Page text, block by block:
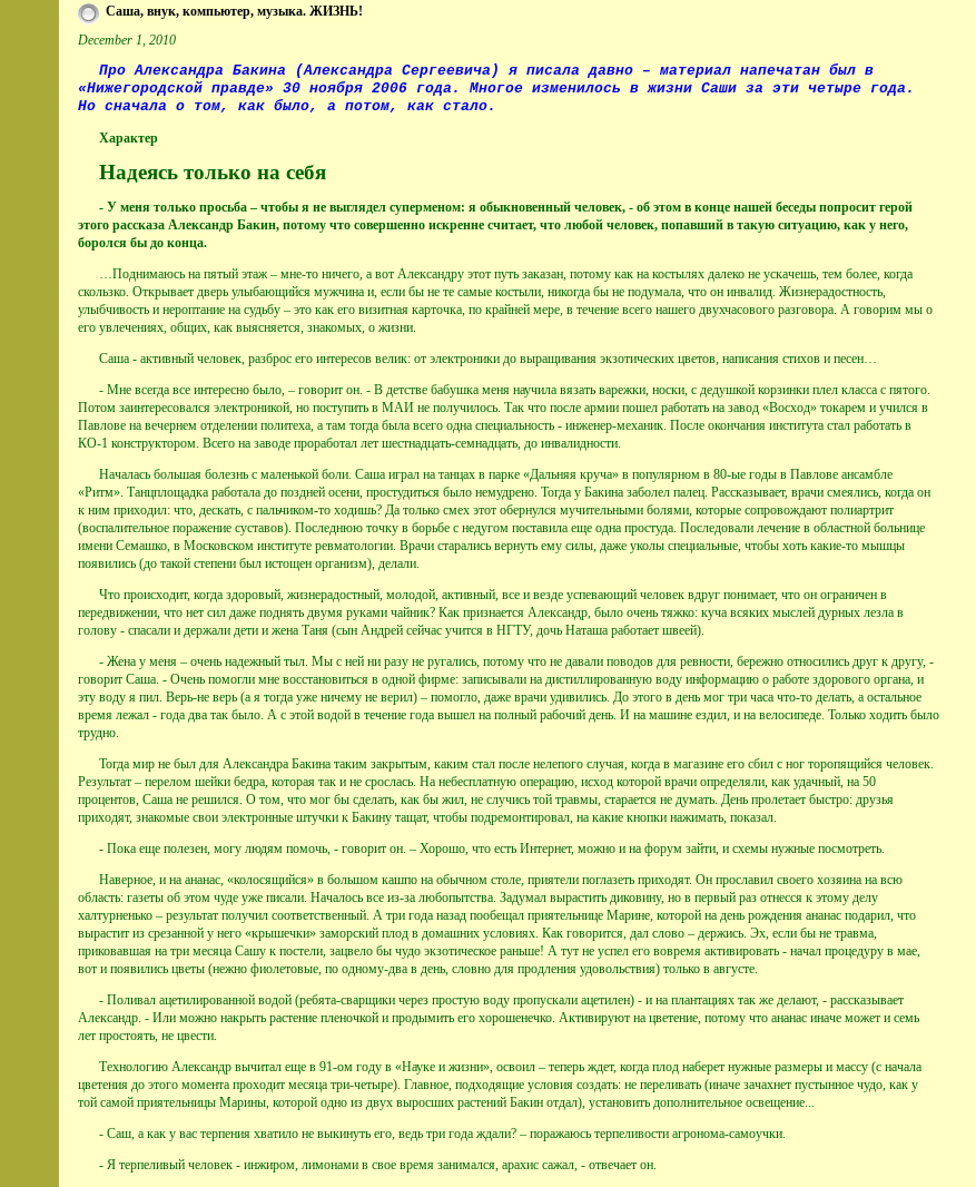
Саша, внук, компьютер, музыка. ЖИЗНЬ!
December 1, 2010
Про Александра Бакина (Александра Сергеевича) я писала давно – материал напечатан был в
«Нижегородской правде» 30 ноября 2006 года. Многое изменилось в жизни Саши за эти четыре года.
Но сначала о том, как было, а потом, как стало.
Характер
Надеясь только на себя
- У меня только просьба – чтобы я не выглядел суперменом: я обыкновенный человек, - об этом в конце нашей беседы попросит герой
этого рассказа Александр Бакин, потому что совершенно искренне считает, что любой человек, попавший в такую ситуацию, как у него,
боролся бы до конца.
…Поднимаюсь на пятый этаж – мне-то ничего, а вот Александру этот путь заказан, потому как на костылях далеко не ускачешь, тем более, когда
скользко. Открывает дверь улыбающийся мужчина и, если бы не те самые костыли, никогда бы не подумала, что он инвалид. Жизнерадостность,
улыбчивость и нероптание на судьбу – это как его визитная карточка, по крайней мере, в течение всего нашего двухчасового разговора. А говорим мы о
его увлечениях, общих, как выясняется, знакомых, о жизни.
Саша - активный человек, разброс его интересов велик: от электроники до выращивания экзотических цветов, написания стихов и песен…
- Мне всегда все интересно было, – говорит он. - В детстве бабушка меня научила вязать варежки, носки, с дедушкой корзинки плел класса с пятого.
Потом заинтересовался электроникой, но поступить в МАИ не получилось. Так что после армии пошел работать на завод «Восход» токарем и учился в
Павлове на вечернем отделении политеха, а там тогда была всего одна специальность - инженер-механик. После окончания института стал работать в
КО-1 конструктором. Всего на заводе проработал лет шестнадцать-семнадцать, до инвалидности.
Началась большая болезнь с маленькой боли. Саша играл на танцах в парке «Дальняя круча» в популярном в 80-ые годы в Павлове ансамбле
«Ритм». Танцплощадка работала до поздней осени, простудиться было немудрено. Тогда у Бакина заболел палец. Рассказывает, врачи смеялись, когда он
к ним приходил: что, дескать, с пальчиком-то ходишь? Да только смех этот обернулся мучительными болями, которые сопровождают полиартрит
(воспалительное поражение суставов). Последнюю точку в борьбе с недугом поставила еще одна простуда. Последовали лечение в областной больнице
имени Семашко, в Московском институте ревматологии. Врачи старались вернуть ему силы, даже уколы специальные, чтобы хоть какие-то мышцы
появились (до такой степени был истощен организм), делали.
Что происходит, когда здоровый, жизнерадостный, молодой, активный, все и везде успевающий человек вдруг понимает, что он ограничен в
передвижении, что нет сил даже поднять двумя руками чайник? Как признается Александр, было очень тяжко: куча всяких мыслей дурных лезла в
голову - спасали и держали дети и жена Таня (сын Андрей сейчас учится в НГТУ, дочь Наташа работает швеей).
- Жена у меня – очень надежный тыл. Мы с ней ни разу не ругались, потому что не давали поводов для ревности, бережно относились друг к другу, -
говорит Саша. - Очень помогли мне восстановиться в одной фирме: записывали на дистиллированную воду информацию о работе здорового органа, и
эту воду я пил. Верь-не верь (а я тогда уже ничему не верил) – помогло, даже врачи удивились. До этого в день мог три часа что-то делать, а остальное
время лежал - года два так было. А с этой водой в течение года вышел на полный рабочий день. И на машине ездил, и на велосипеде. Только ходить было
трудно.
Тогда мир не был для Александра Бакина таким закрытым, каким стал после нелепого случая, когда в магазине его сбил с ног торопящийся человек.
Результат – перелом шейки бедра, которая так и не срослась. На небесплатную операцию, исход которой врачи определяли, как удачный, на 50
процентов, Саша не решился. О том, что мог бы сделать, как бы жил, не случись той травмы, старается не думать. День пролетает быстро: друзья
приходят, знакомые свои электронные штучки к Бакину тащат, чтобы подремонтировал, на какие кнопки нажимать, показал.
- Пока еще полезен, могу людям помочь, - говорит он. – Хорошо, что есть Интернет, можно и на форум зайти, и схемы нужные посмотреть.
Наверное, и на ананас, «колосящийся» в большом кашпо на обычном столе, приятели поглазеть приходят. Он прославил своего хозяина на всю
область: газеты об этом чуде уже писали. Началось все из-за любопытства. Задумал вырастить диковину, но в первый раз отнесся к этому делу
халтурненько – результат получил соответственный. А три года назад пообещал приятельнице Марине, которой на день рождения ананас подарил, что
вырастит из срезанной у него «крышечки» заморский плод в домашних условиях. Как говорится, дал слово – держись. Эх, если бы не травма,
приковавшая на три месяца Сашу к постели, зацвело бы чудо экзотическое раньше! А тут не успел его вовремя активировать - начал процедуру в мае,
вот и появились цветы (нежно фиолетовые, по одному-два в день, словно для продления удовольствия) только в августе.
- Поливал ацетилированной водой (ребята-сварщики через простую воду пропускали ацетилен) - и на плантациях так же делают, - рассказывает
Александр. - Или можно накрыть растение пленочкой и продымить его хорошенечко. Активируют на цветение, потому что ананас иначе может и семь
лет простоять, не цвести.
Технологию Александр вычитал еще в 91-ом году в «Науке и жизни», освоил – теперь ждет, когда плод наберет нужные размеры и массу (с начала
цветения до этого момента проходит месяца три-четыре). Главное, подходящие условия создать: не переливать (иначе зачахнет пустынное чудо, как у
той самой приятельницы Марины, которой одно из двух выросших растений Бакин отдал), установить дополнительное освещение...
- Саш, а как у вас терпения хватило не выкинуть его, ведь три года ждали? – поражаюсь терпеливости агронома-самоучки.
- Я терпеливый человек - инжиром, лимонами в свое время занимался, арахис сажал, - отвечает он.